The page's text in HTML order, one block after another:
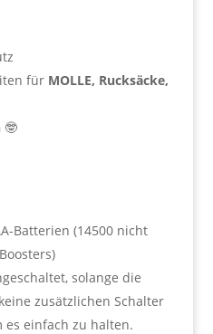
für MOLLE, Rucksäcke,
🤓
Batterien (14500 nicht
solange die
zusätzlichen Schalter
es einfach zu halten.